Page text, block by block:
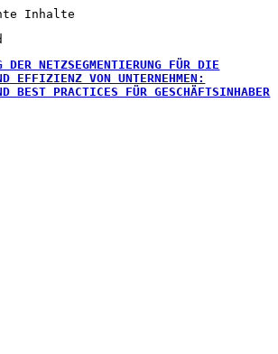
Inhalte
DER NETZSEGMENTIERUNG FÜR DIE
EFFIZIENZ VON UNTERNEHMEN:
BEST PRACTICES FÜR GESCHÄFTSINHABER